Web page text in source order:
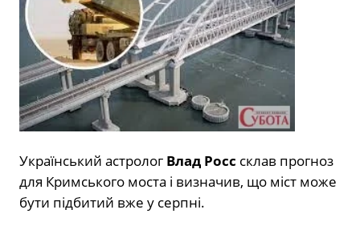
Український астролог Влад Росс склав прогноз
для Кримського моста і визначив, що міст може
бути підбитий вже у серпні.